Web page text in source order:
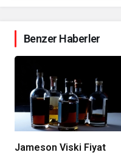
Benzer Haberler
Jameson Viski Fiyat